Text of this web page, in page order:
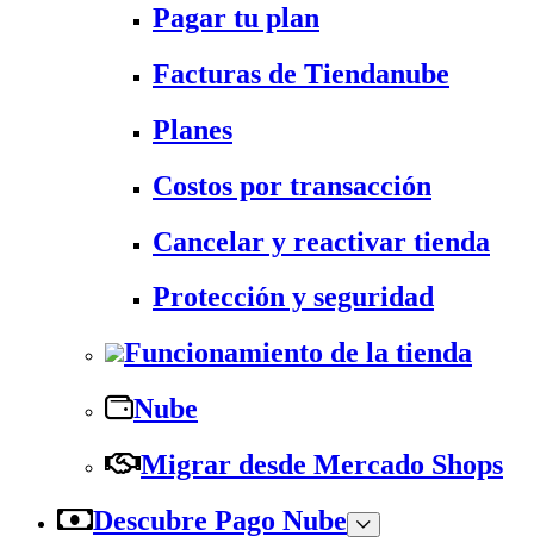
Pagar tu plan
Facturas de Tiendanube
Planes
Costos por transacción
Cancelar y reactivar tienda
Protección y seguridad
Funcionamiento de la tienda
Nube
Migrar desde Mercado Shops
Descubre Pago Nube